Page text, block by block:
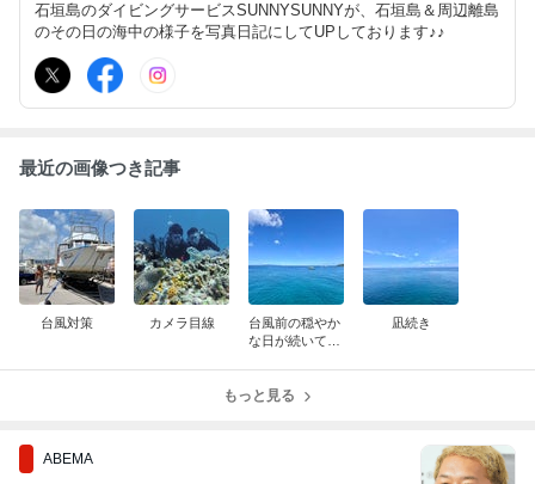
石垣島のダイビングサービスSUNNYSUNNYが、石垣島＆周辺離島
のその日の海中の様子を写真日記にしてUPしております♪♪
最近の画像つき記事
台風対策 カメラ目線
台風前の穏やか
な日が続いてお
凪続き
もっと見る
ABEMA